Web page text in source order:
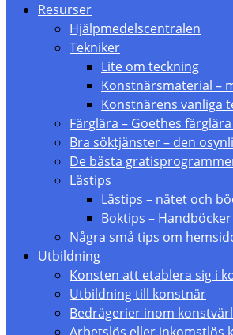
Resurser
Hjälpmedelscentralen
Tekniker
Lite om teckning
Konstnärsmaterial –
Konstnärens vanliga
Färglära – Goethes
Bra söktjänster – den
De bästa
Lästips
Lästips – nätet och
Boktips –
Några små tips om
Utbildning
Konsten att etablera sig i
Utbildning till konstnär
Bedrägerier inom